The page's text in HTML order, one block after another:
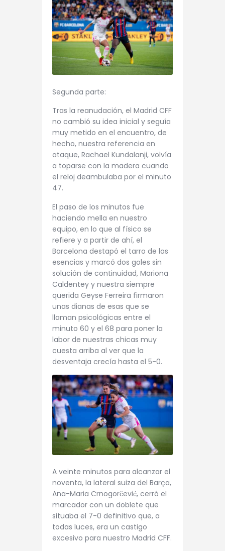
Segunda parte:
Tras la reanudación, el Madrid CFF
no cambió su idea inicial y seguía
muy metido en el encuentro, de
hecho, nuestra referencia en
ataque, Rachael Kundalanji, volvía
a toparse con la madera cuando
el reloj deambulaba por el minuto
47.
El paso de los minutos fue
haciendo mella en nuestro
equipo, en lo que al físico se
refiere y a partir de ahí, el
Barcelona destapó el tarro de las
esencias y marcó dos goles sin
solución de continuidad, Mariona
Caldentey y nuestra siempre
querida Geyse Ferreira firmaron
unas dianas de esas que se
llaman psicológicas entre el
minuto 60 y el 68 para poner la
labor de nuestras chicas muy
cuesta arriba al ver que la
desventaja crecía hasta el 5-0.
A veinte minutos para alcanzar el
noventa, la lateral suiza del Barça,
Ana-Maria Crnogorčević, cerró el
marcador con un doblete que
situaba el 7-0 definitivo que, a
todas luces, era un castigo
excesivo para nuestro Madrid CFF.